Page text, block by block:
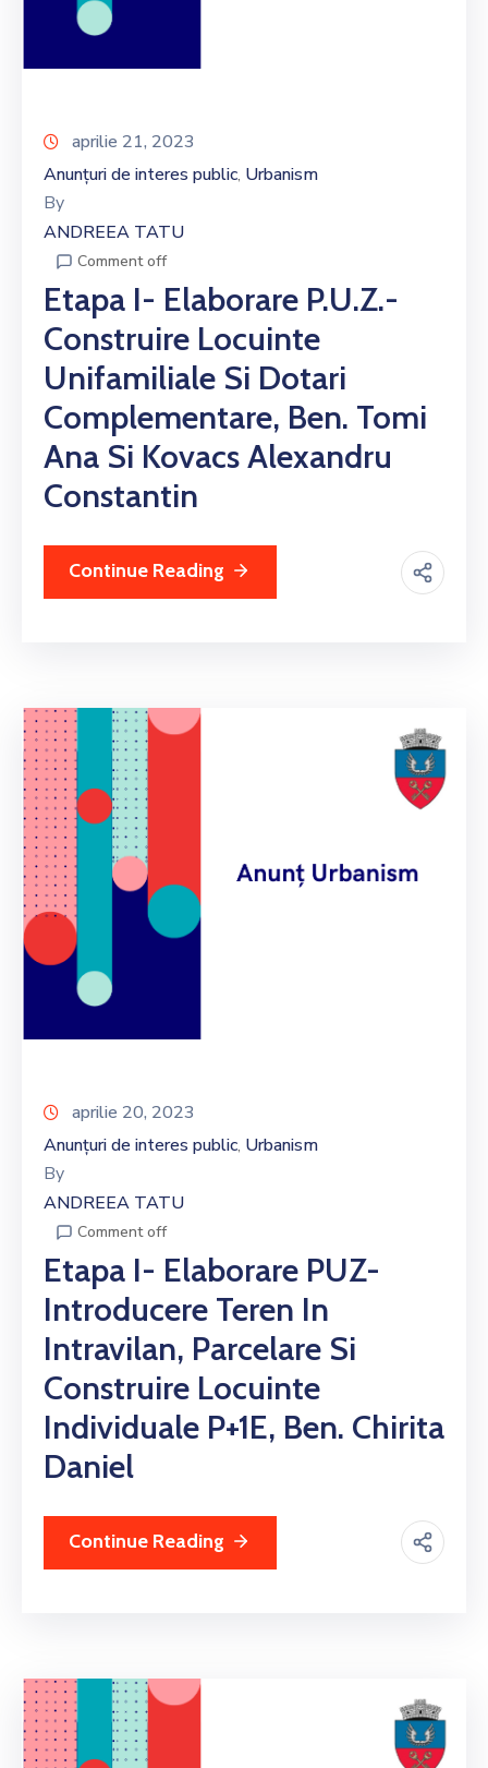
aprilie 21, 2023
Anunțuri de interes public‚ Urbanism
By
ANDREEA TATU
Comment off
Etapa I- Elaborare P.U.Z.-
Construire Locuinte
Unifamiliale Si Dotari
Complementare, Ben. Tomi
Ana Si Kovacs Alexandru
Constantin
Continue Reading
aprilie 20, 2023
Anunțuri de interes public‚ Urbanism
By
ANDREEA TATU
Comment off
Etapa I- Elaborare PUZ-
Introducere Teren In
Intravilan, Parcelare Si
Construire Locuinte
Individuale P+1E, Ben. Chirita
Daniel
Continue Reading